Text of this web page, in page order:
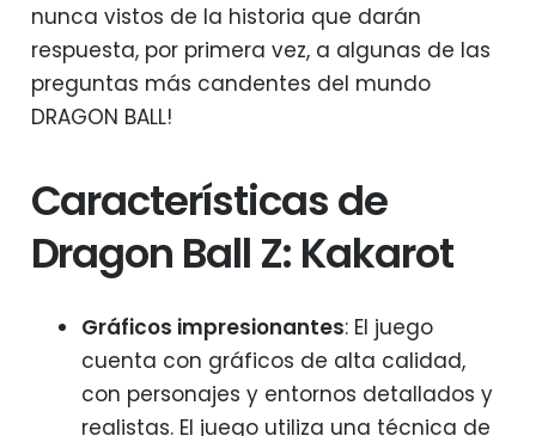
nunca vistos de la historia que darán
respuesta, por primera vez, a algunas de las
preguntas más candentes del mundo
DRAGON BALL!
Características de
Dragon Ball Z: Kakarot
Gráficos impresionantes: El juego
cuenta con gráficos de alta calidad,
con personajes y entornos detallados y
realistas. El juego utiliza una técnica de